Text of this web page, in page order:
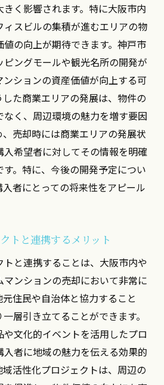
く影響されます。特に大阪市内
スビルの集積が進むエリアの物
の向上が期待できます。神戸市
ングモールや観光名所の開発が
ションの資産価値が向上する可
た商業エリアの発展は、物件の
く、周辺環境の魅力を増す要因
売却時には商業エリアの発展状
希望者に対してその情報を明確
。特に、今後の開発予定につい
者にとっての将来性をアピール
トと連携するメリット
と連携することは、大阪市内や
ンションの売却において非常に
住民や自治体と協力すること
層引き立てることができます。
文化的イベントを活用したプロ
入者に地域の魅力を伝える効果的
活性化プロジェクトは、周辺の